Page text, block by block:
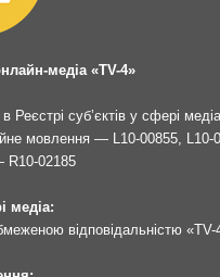
медіа «TV-4»
Реєстрі суб’єктів у сфері
мовлення — L10-00855, L10-
R10-02185
медіа:
відповідальністю «TV-